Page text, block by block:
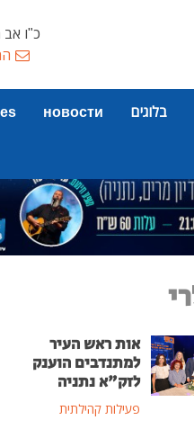
כ"ו אב
בלוגים новости
אות ראש העיר
למתנדבים הוענק
לזק"א נתניה
פעילות קהילתית